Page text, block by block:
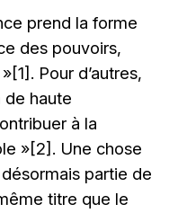
prend la forme
des pouvoirs,
Pour d’autres,
de haute
à la
»[2]. Une chose
partie de
titre que le